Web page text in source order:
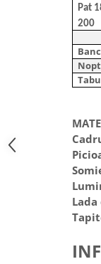
Pat
200